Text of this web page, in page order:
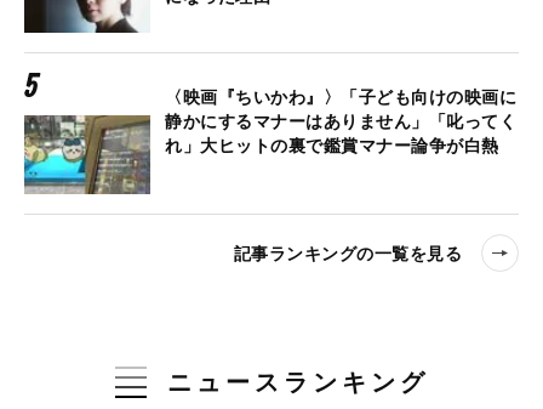
〈映画『ちいかわ』〉「子ども向けの映画に
静かにするマナーはありません」「叱ってく
れ」大ヒットの裏で鑑賞マナー論争が白熱
記事ランキングの一覧を見る
ニュースランキング